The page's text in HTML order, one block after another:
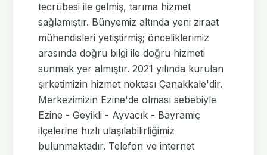
tecrübesi ile gelmiş, tarıma hizmet
sağlamıştır. Bünyemiz altında yeni ziraat
mühendisleri yetiştirmiş; önceliklerimiz
arasında doğru bilgi ile doğru hizmeti
sunmak yer almıştır. 2021 yılında kurulan
şirketimizin hizmet noktası Çanakkale'dir.
Merkezimizin Ezine'de olması sebebiyle
Ezine - Geyikli - Ayvacık - Bayramiç
ilçelerine hızlı ulaşılabilirliğimiz
bulunmaktadır. Telefon ve internet